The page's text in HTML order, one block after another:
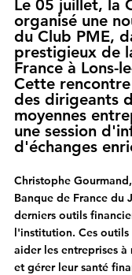
Le 05 juillet, la
organisé une
du Club PME,
prestigieux de
France à Lons-
Cette
des dirigeants
moyennes
une session
d'échanges
Christophe
Banque de France du
derniers outils
l'institution. Ces
aider les entreprises
et gérer leur santé